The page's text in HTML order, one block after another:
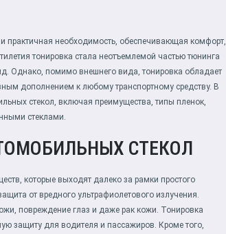
практичная необходимость, обеспечивающая комфорт,
тонировка стала неотъемлемой частью тюнинга
Однако, помимо внешнего вида, тонировка обладает
дополнением к любому транспортному средству. В
стекол, включая преимущества, типы пленок,
стеклами.
СТЕКОЛ
которые выходят далеко за рамки простого
от вредного ультрафиолетового излучения.
повреждение глаз и даже рак кожи. Тонировка
защиту для водителя и пассажиров. Кроме того,